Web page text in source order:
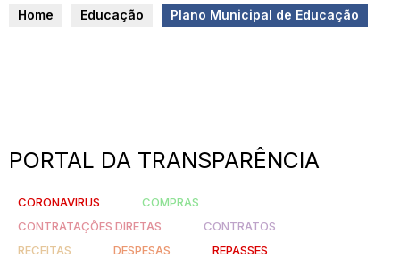
Home
Educação Plano Municipal de Educação
PORTAL DA TRANSPARÊNCIA
CORONAVIRUS
COMPRAS
CONTRATAÇÕES DIRETAS
CONTRATOS
RECEITAS
DESPESAS
REPASSES